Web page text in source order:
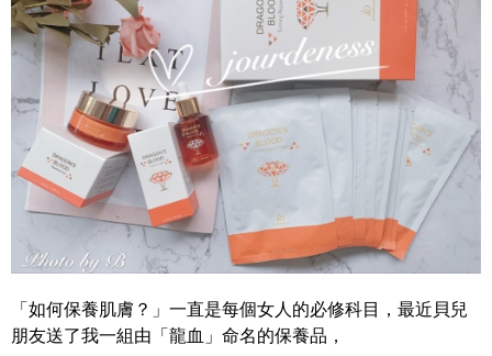
「如何保養肌膚？」一直是每個女人的必修科目，最近貝兒
朋友送了我一組由「龍血」命名的保養品，